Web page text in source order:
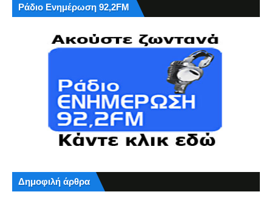
Ράδιο Ενημέρωση 92,2FM
Δημοφιλή άρθρα